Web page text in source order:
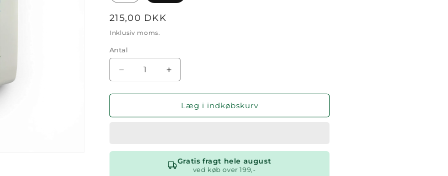
Normalpris
215,00 DKK
Inklusiv moms.
Antal
Antal
Reducer
antallet
for
sæbespåner
Øg
antallet
for
Flydende
sæbespåner
Læg i indkøbskurv
Gratis fragt hele august
ved køb over 199,-